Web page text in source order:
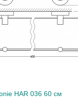
HAR 036 60 см